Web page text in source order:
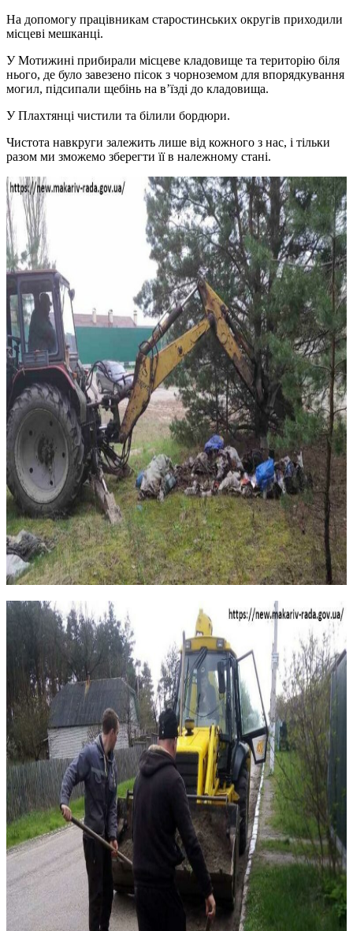
На допомогу працівникам старостинських округів приходили
місцеві мешканці.
У Мотижині прибирали місцеве кладовище та територію біля
нього, де було завезено пісок з чорноземом для впорядкування
могил, підсипали щебінь на в’їзді до кладовища.
У Плахтянці чистили та білили бордюри.
Чистота навкруги залежить лише від кожного з нас, і тільки
разом ми зможемо зберегти її в належному стані.